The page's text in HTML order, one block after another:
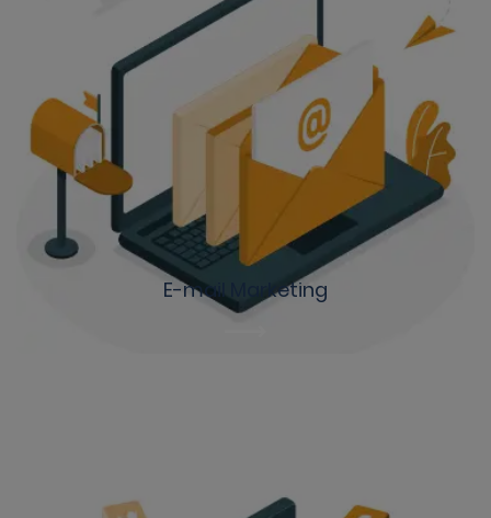
E-mail Marketing